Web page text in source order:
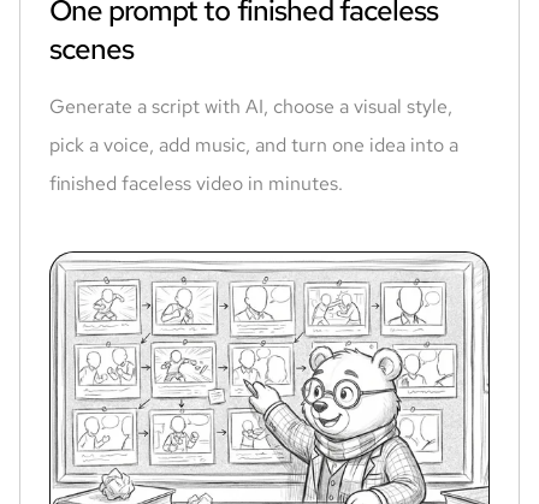
One prompt to finished faceless
scenes
Generate a script with AI, choose a visual style,
pick a voice, add music, and turn one idea into a
finished faceless video in minutes.